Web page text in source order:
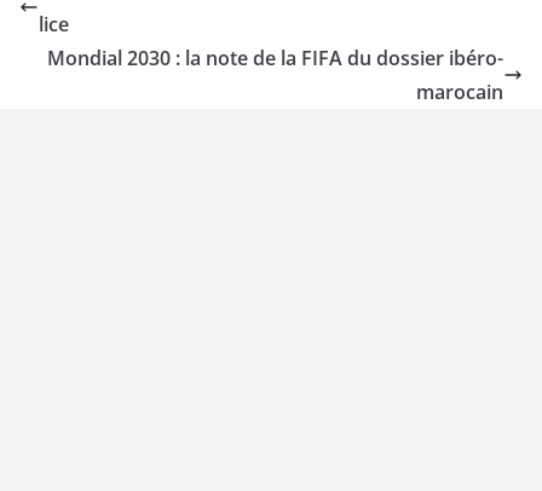
lice
Mondial 2030 : la note de la FIFA du dossier ibéro-
marocain